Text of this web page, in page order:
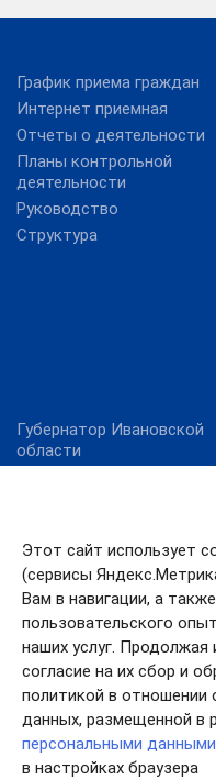
Этот сайт использует
(сервисы
Вам в навигации, а
пользовательского
наших услуг.
согласие на их сбор и
политикой в отношении
данных, размещенной в
персональными
в настройках браузера
График приема граждан
Интернет приемная
Отчеты о деятельности
Планы контрольной
деятельности
Руководство
Структура
Губернатор Ивановской
области
Правительство
Ивановской области
Правительство РФ
Президент РФ